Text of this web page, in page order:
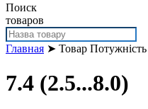
Поиск
товаров
Главная ➤ Товар
7.4 (2.5...8.0)